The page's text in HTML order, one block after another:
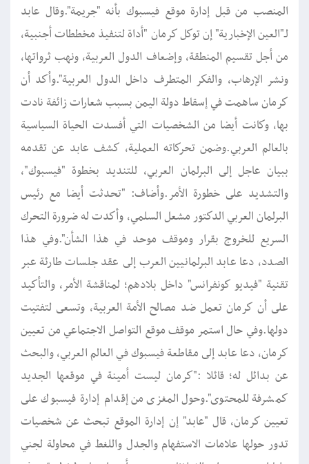
المنصب من قبل إدارة موقع فيسبوك بأنه "جريمة".وقال عابد
لـ"العين الإخبارية" إن توكل كرمان "أداة لتنفيذ مخططات أجنبية،
من أجل تقسيم المنطقة، وإضعاف الدول العربية، ونهب ثرواتها،
ونشر الإرهاب، والفكر المتطرف داخل الدول العربية".وأكد أن
كرمان ساهمت في إسقاط دولة اليمن بسبب شعارات زائفة نادت
بها، وكانت أيضا من الشخصيات التي أفسدت الحياة السياسية
بالعالم العربي.وضمن تحركاته العملية، كشف عابد عن تقدمه
ببيان عاجل إلى البرلمان العربي، للتنديد بخطوة "فيسبوك"،
والتشديد على خطورة الأمر.وأضاف: "تحدثت أيضا مع رئيس
البرلمان العربي الدكتور مشعل السلمي، وأكدت له ضرورة التحرك
السريع للخروج بقرار وموقف موحد في هذا الشأن".وفي هذا
الصدد، دعا عابد البرلمانيين العرب إلى عقد جلسات طارئة عبر
تقنية "فيديو كونفرانس" داخل بلادهم؛ لمناقشة الأمر، والتأكيد
على أن كرمان تعمل ضد مصالح الأمة العربية، وتسعى لتفتيت
دولها.وفي حال استمر موقف موقع التواصل الاجتماعي من تعيين
كرمان، دعا عابد إلى مقاطعة فيسبوك في العالم العربي، والبحث
عن بدائل له؛ قائلا :"كرمان ليست أمينة في موقعها الجديد
كمشرفة للمحتوى".وحول المغزى من إقدام إدارة فيسبوك على
تعيين كرمان، قال "عابد" إن إدارة الموقع تبحث عن شخصيات
تدور حولها علامات الاستفهام والجدل واللغط في محاولة لجني